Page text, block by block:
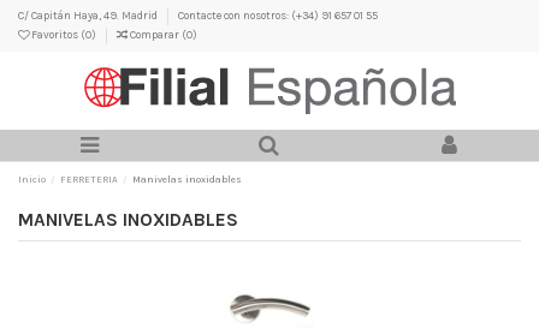
C/ Capitán Haya, 49. Madrid
Contacte con nosotros: (+34) 91 657 01 55
Favoritos (0) Comparar (0)
Inicio FERRETERIA Manivelas inoxidables
MANIVELAS INOXIDABLES